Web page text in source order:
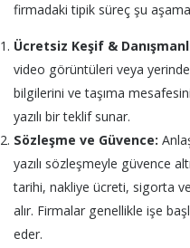
firmadaki tipik süreç şu
Ücretsiz Keşif &
video görüntüleri veya yerinde
bilgilerini ve taşıma
yazılı bir teklif sunar.
Sözleşme ve Güvence:
yazılı sözleşmeyle güvence
tarihi, nakliye ücreti, sigorta
alır. Firmalar genellikle işe
eder.